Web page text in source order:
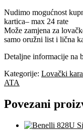
Nudimo mogućnost
kartica– max 24 rate
Može zamjena za
samo oružni list i lična
Detaljne informacije na
Kategorije: Lovački
ATA
Povezani